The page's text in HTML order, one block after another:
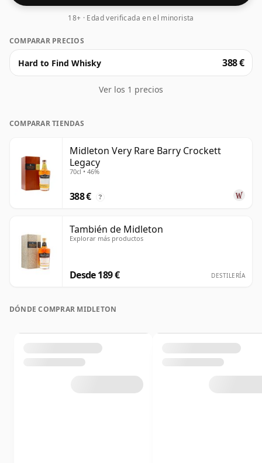
18+ · Edad verificada en el minorista
COMPARAR PRECIOS
Hard to Find Whisky 388 €
Ver los 1 precios
COMPARAR TIENDAS
Midleton Very Rare Barry Crockett
Legacy
70cl • 46%
388 € ?
También de Midleton
Explorar más productos
Desde 189 € DESTILERÍA
DÓNDE COMPRAR MIDLETON